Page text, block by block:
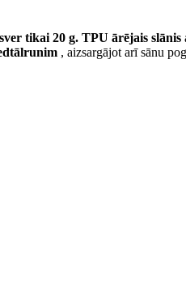
tikai 20 g. TPU ārējais slānis
, aizsargājot arī sānu